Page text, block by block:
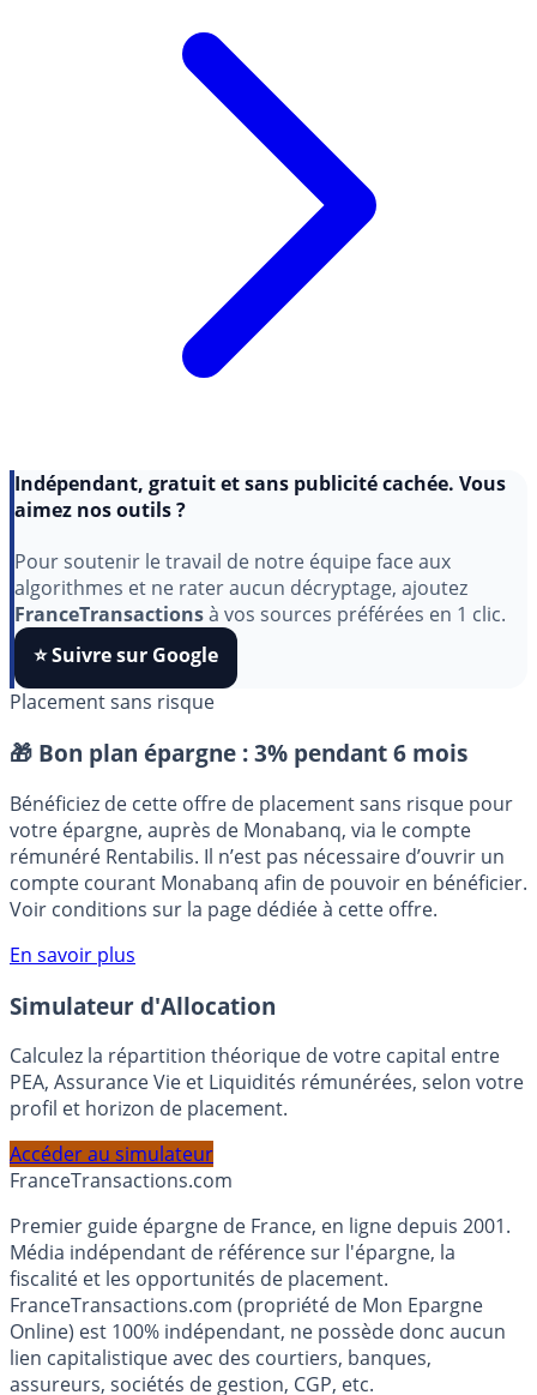
aimez nos outils ?
Pour soutenir le travail de notre équipe face aux
algorithmes et ne rater aucun décryptage, ajoutez
FranceTransactionsà vos sources préférées en 1 clic.
⭐️ Suivre sur Google
Placement sans risque
🎁 Bon plan épargne : 3% pendant 6 mois
Bénéficiez de cette offre de placement sans risque pour
votre épargne, auprès de Monabanq, via le compte
rémunéré Rentabilis. Il n’est pas nécessaire d’ouvrir un
Voir conditions sur la page dédiée à cette offre.
En savoir plus
Simulateur d'Allocation
Calculez la répartition théorique de votre capital entre
profil et horizon de placement.
FranceTransactions.com
Premier guide épargne de France, en ligne depuis 2001.
Média indépendant de référence sur l'épargne, la
fiscalité et les opportunités de placement.
FranceTransactions.com (propriété de Mon Epargne
Online) est 100% indépendant, ne possède donc aucun